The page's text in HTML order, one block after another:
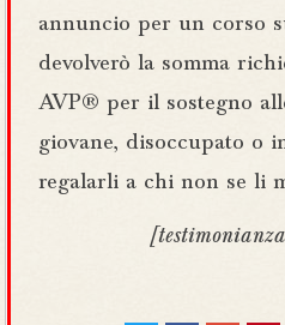
annuncio per un corso
devolverò la somma
AVP® per il sostegno
giovane, disoccupato o
regalarli a chi non se li